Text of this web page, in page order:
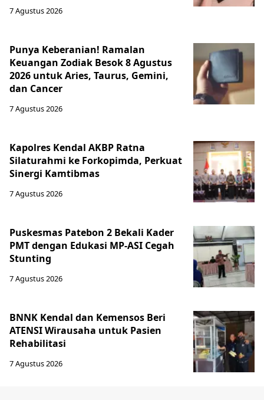
7 Agustus 2026
Punya Keberanian! Ramalan
Keuangan Zodiak Besok 8 Agustus
2026 untuk Aries, Taurus, Gemini,
dan Cancer
7 Agustus 2026
Kapolres Kendal AKBP Ratna
Silaturahmi ke Forkopimda, Perkuat
Sinergi Kamtibmas
7 Agustus 2026
Puskesmas Patebon 2 Bekali Kader
PMT dengan Edukasi MP-ASI Cegah
Stunting
7 Agustus 2026
BNNK Kendal dan Kemensos Beri
ATENSI Wirausaha untuk Pasien
Rehabilitasi
7 Agustus 2026